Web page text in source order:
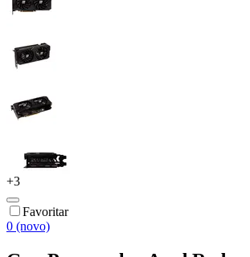
+3
Favoritar
0 (novo)